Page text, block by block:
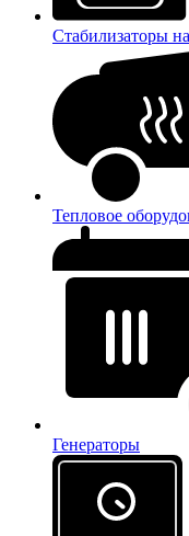
Стабилизаторы
Тепловое
Генераторы